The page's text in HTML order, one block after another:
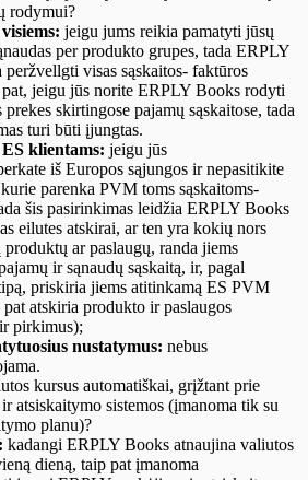
rodymui?
jeigu jums reikia pamatyti jūsų
per produkto grupes, tada ERPLY
visas sąskaitos- faktūros
jeigu jūs norite ERPLY Books rodyti
prekes skirtingose pajamų sąskaitose, tada
turi būti įjungtas.
klientams: jeigu jūs
iš Europos sąjungos ir nepasitikite
parenka PVM toms sąskaitoms-
šis pasirinkimas leidžia ERPLY Books
eilutes atskirai, ar ten yra kokių nors
produktų ar paslaugų, randa jiems
ir sąnaudų sąskaitą, ir, pagal
priskiria jiems atitinkamą ES PVM
pat atskiria produkto ir paslaugos
pirkimus);
nustatymus: nebus
kursus automatiškai, grįžtant prie
atsiskaitymo sistemos (įmanoma tik su
planu)?
kadangi ERPLY Books atnaujina valiutos
dieną, taip pat įmanoma